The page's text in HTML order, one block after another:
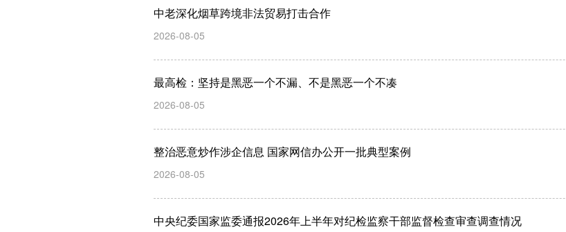
中老深化烟草跨境非法贸易打击合作
2026-08-05
最高检：坚持是黑恶一个不漏、不是黑恶一个不凑
2026-08-05
整治恶意炒作涉企信息 国家网信办公开一批典型案例
2026-08-05
中央纪委国家监委通报2026年上半年​对纪检监察干部监督检查审查调查情况